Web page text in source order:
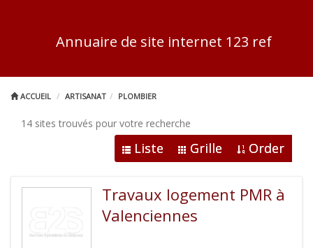
Annuaire de site internet 123 ref
ACCUEIL ARTISANAT PLOMBIER
14 sites trouvés pour votre recherche
Liste Grille Order
Travaux logement PMR à
Valenciennes